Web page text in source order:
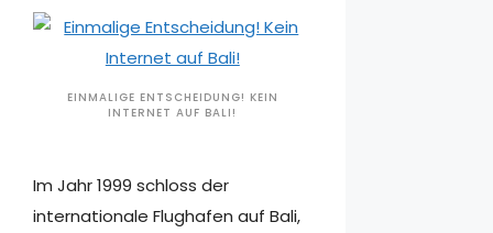
EINMALIGE ENTSCHEIDUNG! KEIN
INTERNET AUF BALI!
Im Jahr 1999 schloss der
internationale Flughafen auf Bali,